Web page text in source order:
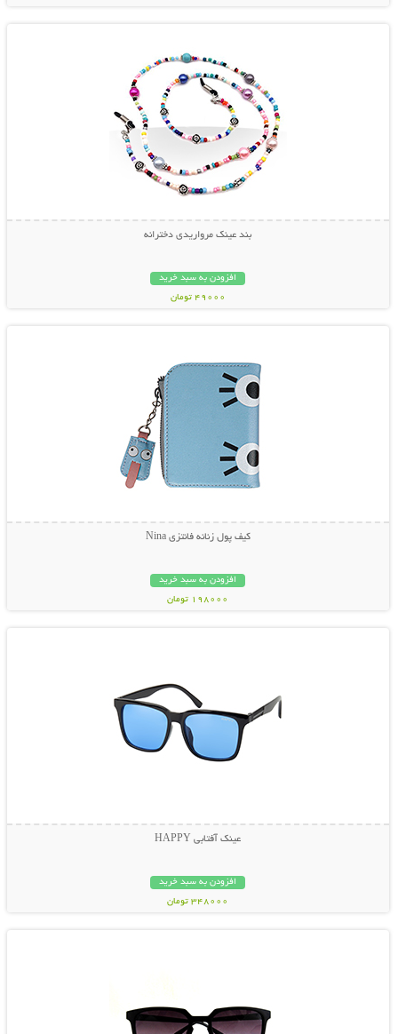
نمایش توضیحات بیشتر
بند عینک مرواریدی دخترانه
افزودن به سبد خرید
49000 تومان
نمایش توضیحات بیشتر
کیف پول زنانه فانتزی Nina
افزودن به سبد خرید
198000 تومان
نمایش توضیحات بیشتر
عینک آفتابی HAPPY
افزودن به سبد خرید
348000 تومان
نمایش توضیحات بیشتر